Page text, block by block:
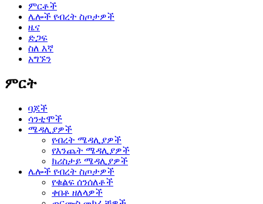
ምርቶች
ሌሎች የብረት ስጦታዎች
ዜና
ድጋፍ
ስለ እኛ
አግኙን
ምርት
ባጆች
ሳንቲሞች
ሜዳሊያዎች
የብረት ሜዳሊያዎች
የእንጨት ሜዳሊያዎች
ክሪስታይ ሜዳሊያዎች
ሌሎች የብረት ስጦታዎች
የቁልፍ ሰንሰለቶች
ቀበቶ ዘለላዎች